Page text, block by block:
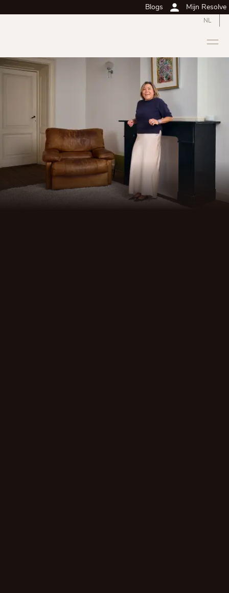
Blogs Mijn Resolve
NL